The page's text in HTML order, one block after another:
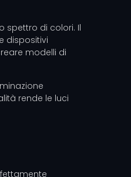
spettro di colori. Il
dispositivi
modelli di
rende le luci